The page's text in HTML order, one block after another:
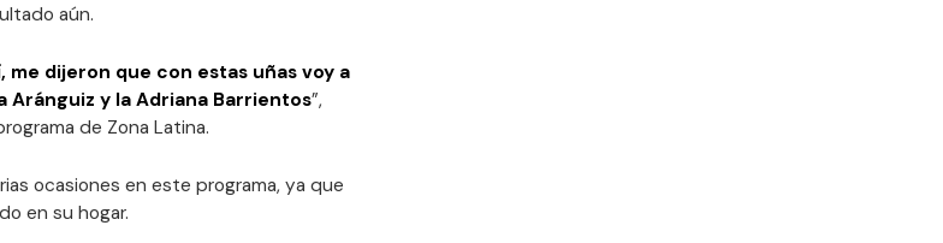
aún.
dijeron que con estas uñas voy a
Aránguiz y la Adriana Barrientos”,
de Zona Latina.
ocasiones en este programa, ya que
en su hogar.